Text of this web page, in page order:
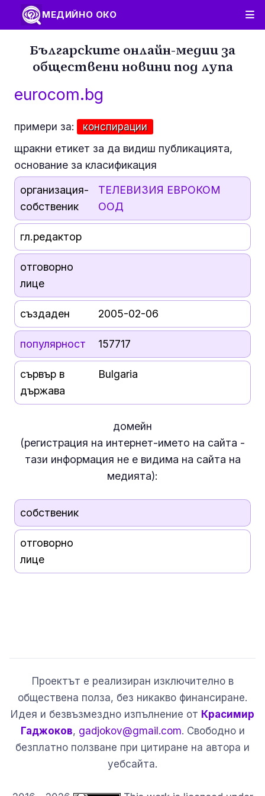
МЕДИЙНО ОКО
Българските онлайн-медии за
обществени новини под лупа
eurocom.bg
примери за: конспирации
щракни етикет за да видиш публикацията,
основание за класификация
организация-
собственик
ТЕЛЕВИЗИЯ ЕВРОКОМ
ООД
гл.редактор
отговорно
лице
създаден 2005-02-06
популярност 157717
сървър в
държава
Bulgaria
домейн
(регистрация на интернет-името на сайта -
тази информация не евидима на сайта на
медията):
собственик
отговорно
лице
Проектът е реализиран изключително в
обществена полза, без никакво финансиране.
Идея и безвъзмездно изпълнение от Красимир
Гаджоков, gadjokov@gmail.com. Свободно и
безплатно ползване при цитиране на автора и
уебсайта.